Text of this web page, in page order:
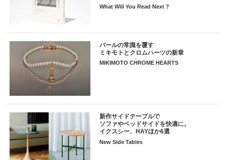
What Will You Read Next ?
パールの常識を覆す
ミキモトとクロムハーツの新章
MIKIMOTO CHROME HEARTS
新作サイドテーブルで
ソファやベッドサイドを快適に。
イクスシー、HAYほか6選
New Side Tables